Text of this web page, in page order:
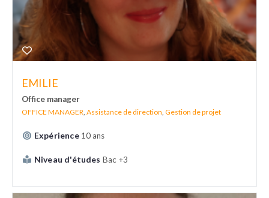
EMILIE
Office manager
OFFICE MANAGER Assistance de direction Gestion de projet
Expérience 10 ans
Niveau d'études Bac +3